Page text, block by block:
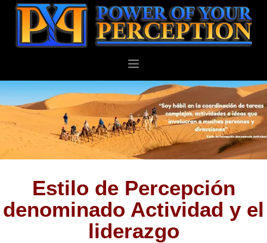
PERSONAL
NEGOCIOS
ACERCA DE
BLOG
Estilo de Percepción
denominado Actividad y el
liderazgo